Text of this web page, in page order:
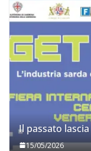
Il passato
15/05/2026